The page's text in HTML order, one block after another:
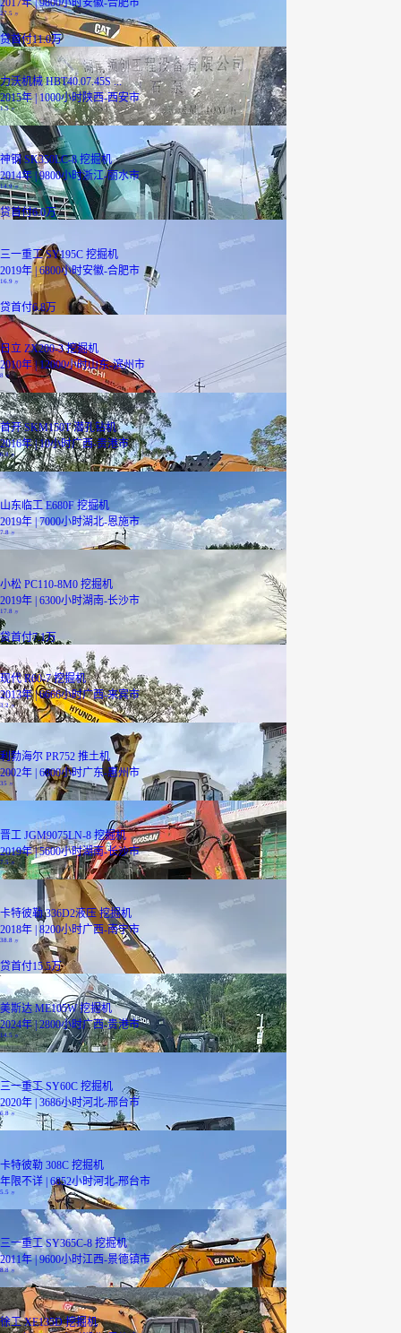
2017年 | 9800小时安徽-合肥市
27.5 万
贷首付11.0万
力沃机械 HBT40.07.45S ...
2015年 | 1000小时陕西-西安市
1.5 万
神钢 SK350LC-8 挖掘机
2014年 | 9800小时浙江-丽水市
14.9万
贷首付6.0万
已降1000元
三一重工 SY195C 挖掘机
2019年 | 6800小时安徽-合肥市
16.9
贷首付6.8万
日立 ZX200-3 挖掘机
2010年 | 12000小时山东-滨州市
8万
首开 SKM150T 潜孔钻机
2016年 | 10小时广西-贵港市
6.8万
山东临工 E680F 挖掘机
2019年 | 7000小时湖北-恩施市
7.8 万
小松 PC110-8M0 挖掘机
2019年 | 6300小时湖南-长沙市
17.8
贷首付7.1万
现代 R60-7 挖掘机
2013年 | 6666小时广西-来宾市
3.2万
利勃海尔 PR752 推土机
2002年 | 6800小时广东-惠州市
35 万
晋工 JGM9075LN-8 挖掘机
2019年 | 5600小时湖南-长沙市
7.5万
卡特彼勒 336D2液压 挖掘机
2018年 | 8200小时广西-南宁市
38.8 万
贷首付15.5万
美斯达 ME105W 挖掘机
2024年 | 2800小时广西-贵港市
14.5 万
三一重工 SY60C 挖掘机
2020年 | 3686小时河北-邢台市
6.8 万
卡特彼勒 308C 挖掘机
年限不详 | 6852小时河北-邢台市
5.5
三一重工 SY365C-8 挖掘机
2011年 | 9600小时江西-景德镇市
8.8万
徐工 XE135D 挖掘机